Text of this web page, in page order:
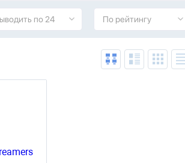
по 24 По рейтингу